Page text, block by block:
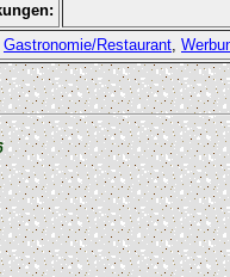
Gastronomie/Restaurant,